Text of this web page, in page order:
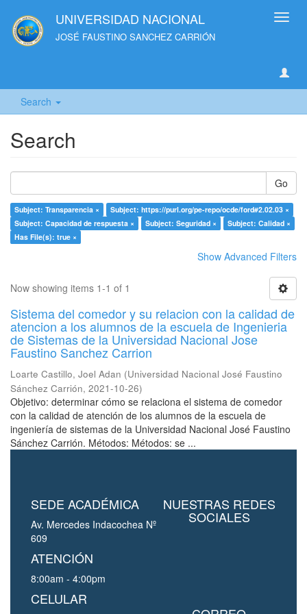
UNIVERSIDAD NACIONAL
JOSÉ FAUSTINO SANCHEZ CARRIÓN
Search
Search
Go
Subject: Transparencia ×
Subject: https://purl.org/pe-repo/ocde/ford#2.02.03 ×
Subject: Capacidad de respuesta ×
Subject: Seguridad ×
Subject: Calidad ×
Has File(s): true ×
Show Advanced Filters
Now showing items 1-1 of 1
Sistema del comedor y su relacion con la calidad de
atencion a los alumnos de la escuela de Ingenieria
de Sistemas de la Universidad Nacional Jose
Faustino Sanchez Carrion
Loarte Castillo, Joel Adan (Universidad Nacional José Faustino
Sánchez Carrión, 2021-10-26)
Objetivo: determinar cómo se relaciona el sistema de comedor
con la calidad de atención de los alumnos de la escuela de
ingeniería de sistemas de la Universidad Nacional José Faustino
Sánchez Carrión. Métodos: Métodos: se ...
SEDE ACADÉMICA
Av. Mercedes Indacochea Nº
609
ATENCIÓN
8:00am - 4:00pm
CELULAR
NUESTRAS REDES
SOCIALES